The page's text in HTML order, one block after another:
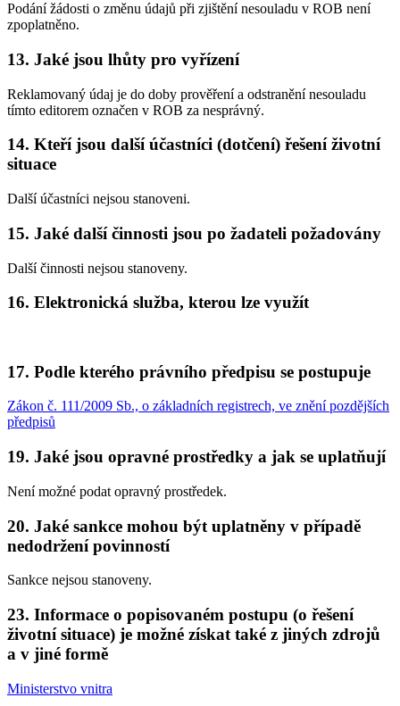
Podání žádosti o změnu údajů při zjištění nesouladu v ROB není
zpoplatněno.
13. Jaké jsou lhůty pro vyřízení
Reklamovaný údaj je do doby prověření a odstranění nesouladu
tímto editorem označen v ROB za nesprávný.
14. Kteří jsou další účastníci (dotčení) řešení životní
situace
Další účastníci nejsou stanoveni.
15. Jaké další činnosti jsou po žadateli požadovány
Další činnosti nejsou stanoveny.
16. Elektronická služba, kterou lze využít
17. Podle kterého právního předpisu se postupuje
Zákon č. 111/2009 Sb., o základních registrech, ve znění pozdějších
předpisů
19. Jaké jsou opravné prostředky a jak se uplatňují
Není možné podat opravný prostředek.
20. Jaké sankce mohou být uplatněny v případě
nedodržení povinností
Sankce nejsou stanoveny.
23. Informace o popisovaném postupu (o řešení
životní situace) je možné získat také z jiných zdrojů
a v jiné formě
Ministerstvo vnitra